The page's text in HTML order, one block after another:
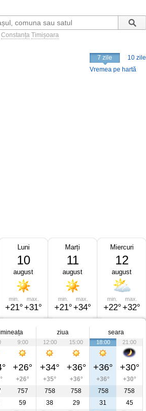
Constanța Timișoara
7 zile
10 zile
Vremea pe hartă
Luni
10
august
min.
+21°
max.
+31°
Marți
11
august
min.
+21°
max.
+34°
Miercuri
12
august
min.
+22°
max.
+32°
ziua seara
9:00 12:00 15:00 18:00 21:00
+26° +34° +36° +36° +30°
+26° +35° +36° +36°
+30°
757 758 758 758
758
59 38 29 31
45